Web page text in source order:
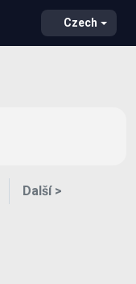
Czech
Další >